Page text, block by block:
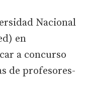
Nacional
en
a concurso
de profesores-